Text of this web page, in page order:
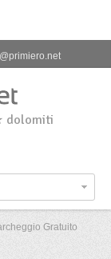
dolomiti
Gratuito